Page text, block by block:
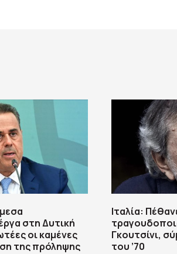
στη Δυτική
οι καμένες
της πρόληψης
Ιταλία:
Γκουτσίνι,
του ’70